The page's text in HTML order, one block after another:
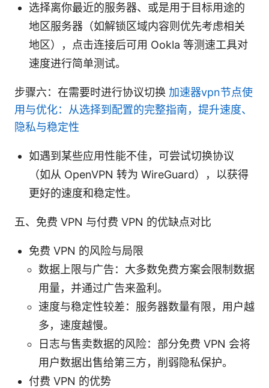
选择离你最近的服务器、或是用于目标用途的
地区服务器（如解锁区域内容则优先考虑相关
地区），点击连接后可用 Ookla 等测速工具对
速度进行简单测试。
步骤六：在需要时进行协议切换 加速器vpn节点使
用与优化：从选择到配置的完整指南，提升速度、
隐私与稳定性
如遇到某些应用性能不佳，可尝试切换协议
（如从 OpenVPN 转为 WireGuard），以获得
更好的速度和稳定性。
五、免费 VPN 与付费 VPN 的优缺点对比
免费 VPN 的风险与局限
数据上限与广告：大多数免费方案会限制数据
用量，并通过广告来盈利。
速度与稳定性较差：服务器数量有限，用户越
多，速度越慢。
日志与售卖数据的风险：部分免费 VPN 会将
用户数据出售给第三方，削弱隐私保护。
付费 VPN 的优势